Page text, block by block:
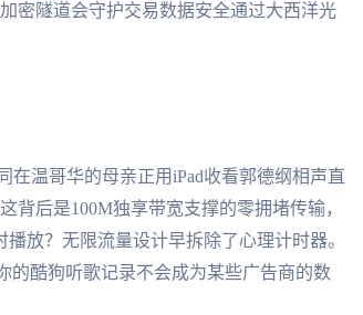
密隧道会守护交易数据安全通过大西洋光
在温哥华的母亲正用iPad收看郭德纲相声直
后是100M独享带宽支撑的零拥堵传输，
放？无限流量设计早拆除了心理计时器。
的酷狗听歌记录不会成为某些广告商的数